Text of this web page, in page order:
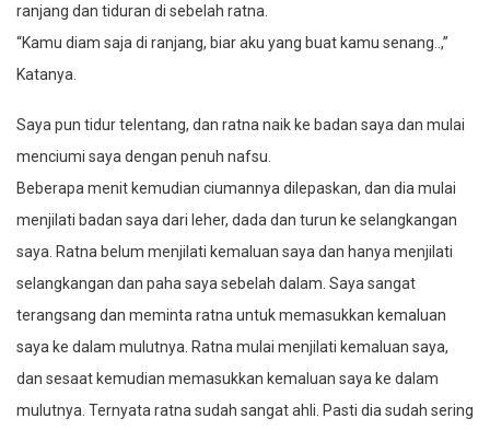
ranjang dan tiduran di sebelah ratna.
“Kamu diam saja di ranjang, biar aku yang buat kamu senang..,”
Katanya.
Saya pun tidur telentang, dan ratna naik ke badan saya dan mulai
menciumi saya dengan penuh nafsu.
Beberapa menit kemudian ciumannya dilepaskan, dan dia mulai
menjilati badan saya dari leher, dada dan turun ke selangkangan
saya. Ratna belum menjilati kemaluan saya dan hanya menjilati
selangkangan dan paha saya sebelah dalam. Saya sangat
terangsang dan meminta ratna untuk memasukkan kemaluan
saya ke dalam mulutnya. Ratna mulai menjilati kemaluan saya,
dan sesaat kemudian memasukkan kemaluan saya ke dalam
mulutnya. Ternyata ratna sudah sangat ahli. Pasti dia sudah sering